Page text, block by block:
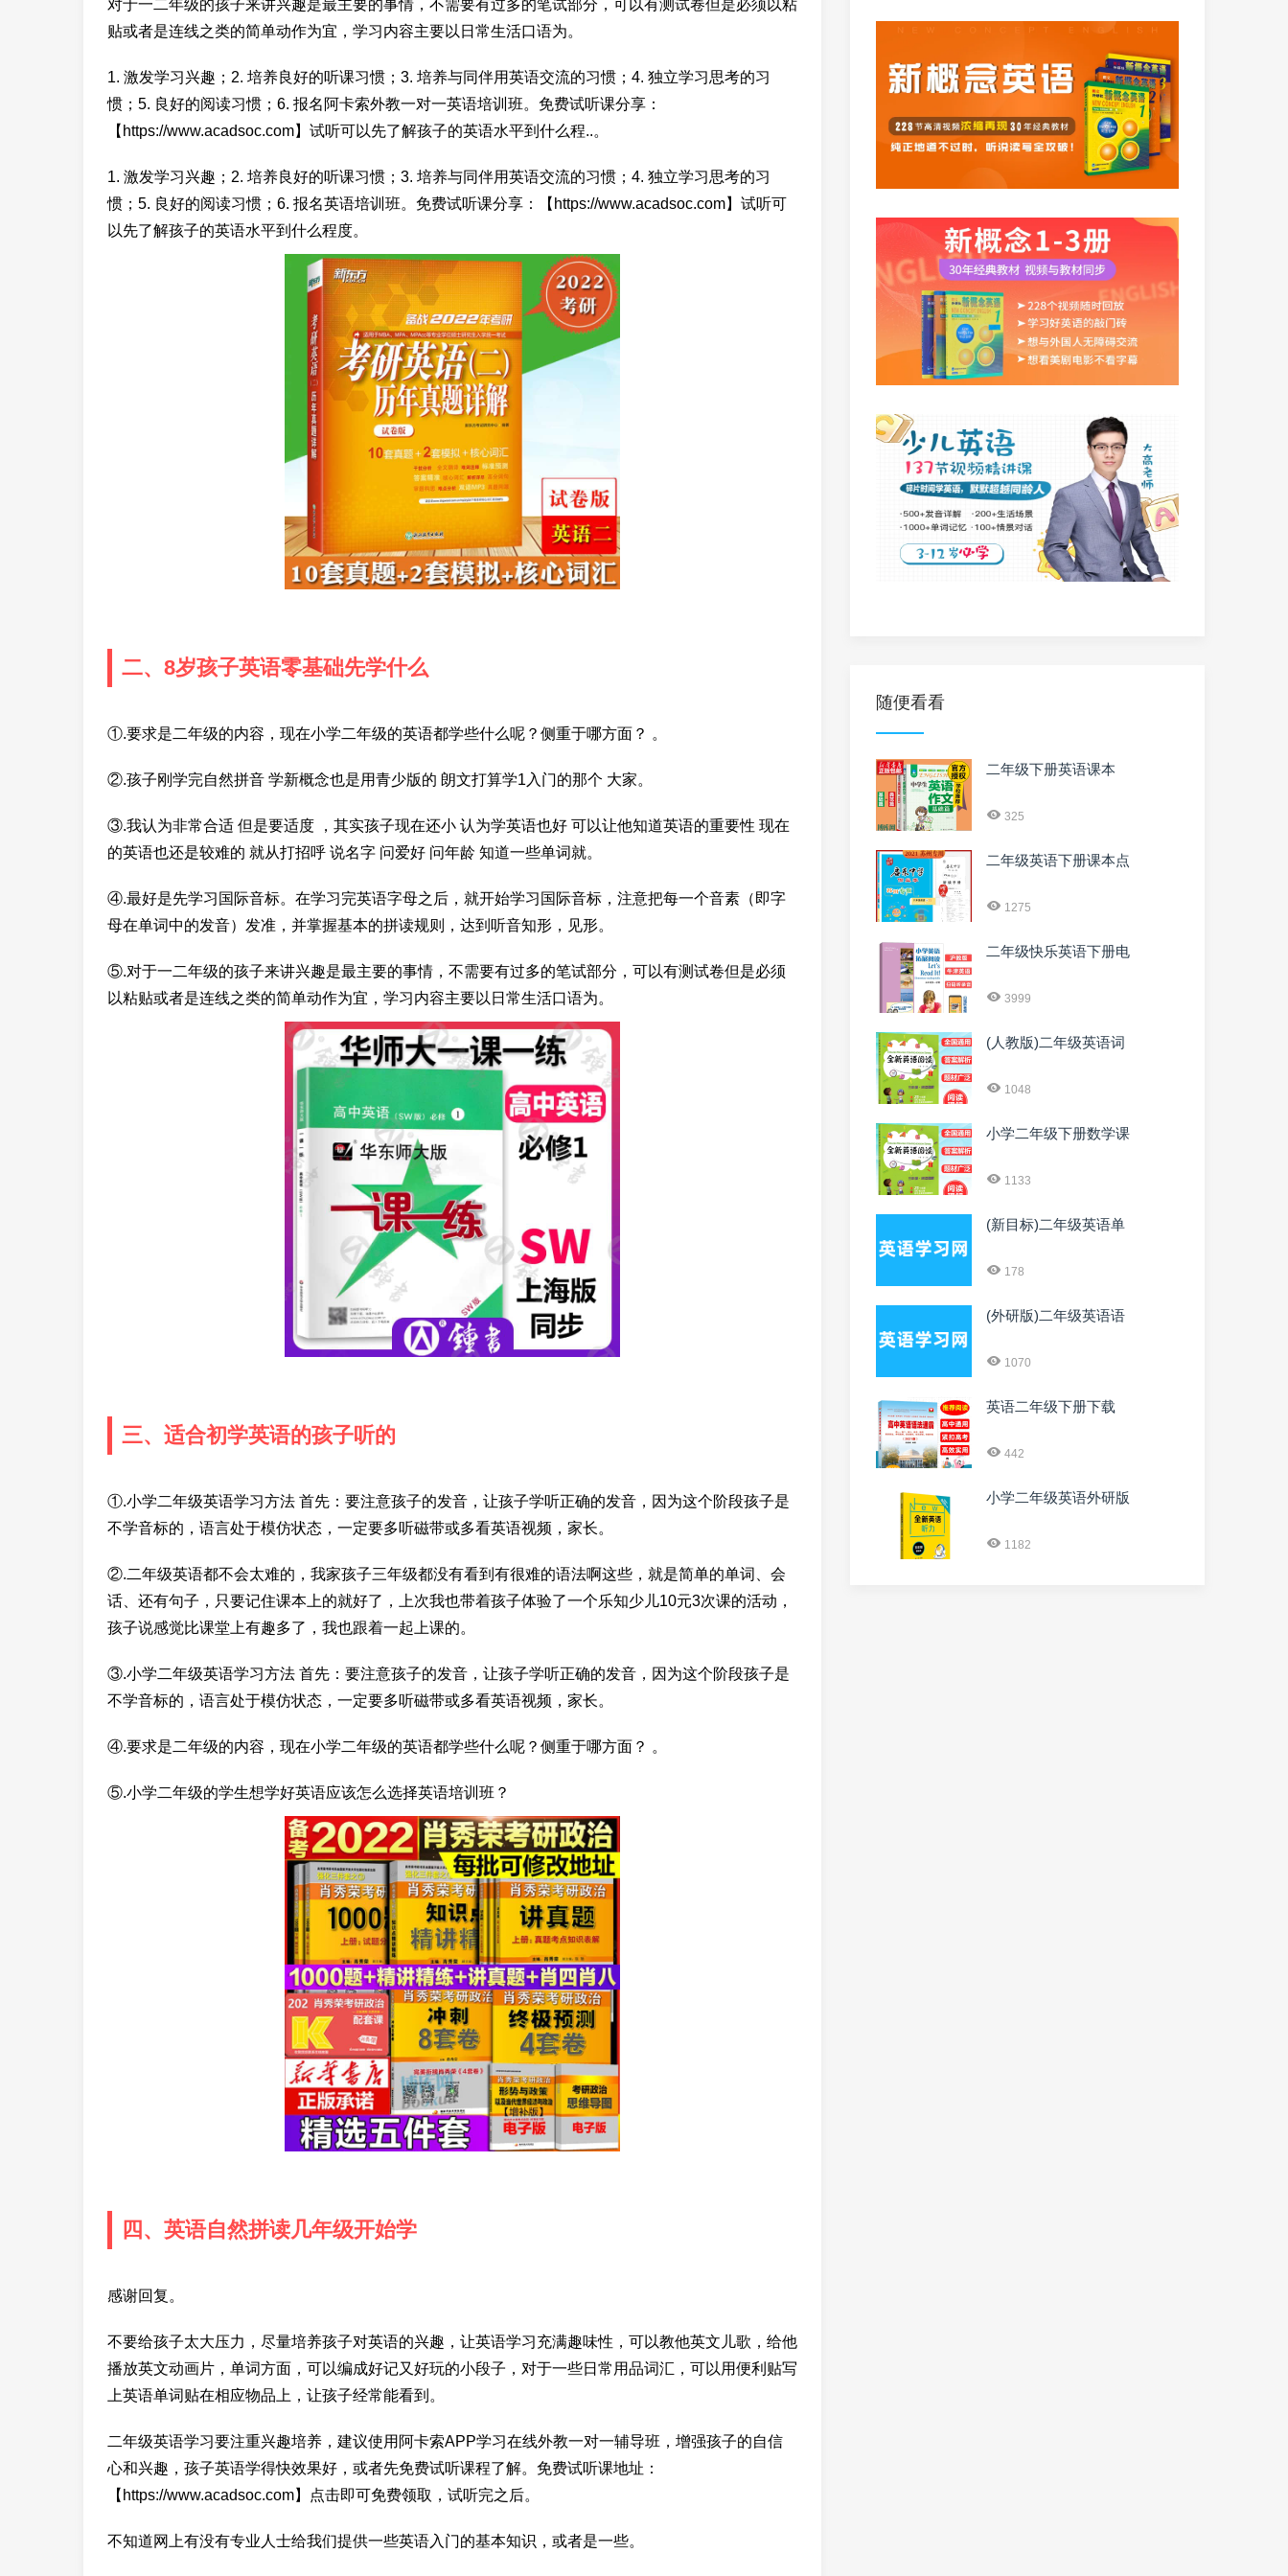
对于一二年级的孩子来讲兴趣是最主要的事情，不需要有过多的笔试部分，可以有测试卷但是必须以粘
贴或者是连线之类的简单动作为宜，学习内容主要以日常生活口语为。
1. 激发学习兴趣；2. 培养良好的听课习惯；3. 培养与同伴用英语交流的习惯；4. 独立学习思考的习
惯；5. 良好的阅读习惯；6. 报名阿卡索外教一对一英语培训班。免费试听课分享：
【https://www.acadsoc.com】试听可以先了解孩子的英语水平到什么程..。
1. 激发学习兴趣；2. 培养良好的听课习惯；3. 培养与同伴用英语交流的习惯；4. 独立学习思考的习
惯；5. 良好的阅读习惯；6. 报名英语培训班。免费试听课分享：【https://www.acadsoc.com】试听可
以先了解孩子的英语水平到什么程度。
二、8岁孩子英语零基础先学什么
①.要求是二年级的内容，现在小学二年级的英语都学些什么呢？侧重于哪方面？ 。
②.孩子刚学完自然拼音 学新概念也是用青少版的 朗文打算学1入门的那个 大家。
③.我认为非常合适 但是要适度 ，其实孩子现在还小 认为学英语也好 可以让他知道英语的重要性 现在
的英语也还是较难的 就从打招呼 说名字 问爱好 问年龄 知道一些单词就。
④.最好是先学习国际音标。在学习完英语字母之后，就开始学习国际音标，注意把每一个音素（即字
母在单词中的发音）发准，并掌握基本的拼读规则，达到听音知形，见形。
⑤.对于一二年级的孩子来讲兴趣是最主要的事情，不需要有过多的笔试部分，可以有测试卷但是必须
以粘贴或者是连线之类的简单动作为宜，学习内容主要以日常生活口语为。
三、适合初学英语的孩子听的
①.小学二年级英语学习方法 首先：要注意孩子的发音，让孩子学听正确的发音，因为这个阶段孩子是
不学音标的，语言处于模仿状态，一定要多听磁带或多看英语视频，家长。
②.二年级英语都不会太难的，我家孩子三年级都没有看到有很难的语法啊这些，就是简单的单词、会
话、还有句子，只要记住课本上的就好了，上次我也带着孩子体验了一个乐知少儿10元3次课的活动，
孩子说感觉比课堂上有趣多了，我也跟着一起上课的。
③.小学二年级英语学习方法 首先：要注意孩子的发音，让孩子学听正确的发音，因为这个阶段孩子是
不学音标的，语言处于模仿状态，一定要多听磁带或多看英语视频，家长。
④.要求是二年级的内容，现在小学二年级的英语都学些什么呢？侧重于哪方面？ 。
⑤.小学二年级的学生想学好英语应该怎么选择英语培训班？
四、英语自然拼读几年级开始学
感谢回复。
不要给孩子太大压力，尽量培养孩子对英语的兴趣，让英语学习充满趣味性，可以教他英文儿歌，给他
播放英文动画片，单词方面，可以编成好记又好玩的小段子，对于一些日常用品词汇，可以用便利贴写
上英语单词贴在相应物品上，让孩子经常能看到。
二年级英语学习要注重兴趣培养，建议使用阿卡索APP学习在线外教一对一辅导班，增强孩子的自信
心和兴趣，孩子英语学得快效果好，或者先免费试听课程了解。免费试听课地址：
【https://www.acadsoc.com】点击即可免费领取，试听完之后。
不知道网上有没有专业人士给我们提供一些英语入门的基本知识，或者是一些。
随便看看
二年级下册英语课本
325
二年级英语下册课本点
1275
二年级快乐英语下册电
3999
(人教版)二年级英语词
1048
小学二年级下册数学课
1133
(新目标)二年级英语单
178
(外研版)二年级英语语
1070
英语二年级下册下载
442
小学二年级英语外研版
1182